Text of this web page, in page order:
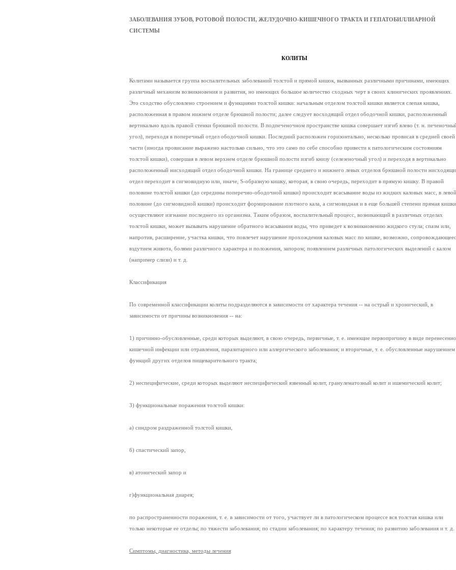
ЗАБОЛЕВАНИЯ ЗУБОВ, РОТОВОЙ ПОЛОСТИ, ЖЕЛУДОЧНО-КИШЕЧНОГО ТРАКТА И ГЕПАТОБИЛЛИАРНОЙ
СИСТЕМЫ
КОЛИТЫ
Колитами называется группа воспалительных заболеваний толстой и прямой кишок, вызванных различными причинами, имеющих
различный механизм возникновения и развития, но имеющих большое количество сходных черт в своих клинических проявлениях.
Это сходство обусловлено строением и функциями толстой кишки: начальным отделом толстой кишки является слепая кишка,
расположенная в правом нижнем отделе брюшной полости; далее следует восходящий отдел ободочной кишки, расположенный
вертикально вдоль правой стенки брюшной полости. В подпеченочном пространстве кишка совершает изгиб влево (т. н.
угол), переходя в поперечный отдел ободочной кишки. Последний расположен горизонтально, несколько провисая в средней своей
части (иногда провисание выражено настолько сильно, что это само по себе способно привести к патологическим состояниям
толстой кишки), совершая в левом верхнем отделе брюшной полости изгиб книзу (селезеночный угол) и переходя в вертикально
расположенный нисходящий отдел ободочной кишки. На границе среднего и нижнего левых отделов брюшной полости
отдел переходит в сигмовидную или, иначе, S-образную кишку, которая, в свою очередь, переходит в прямую кишку. В правой
половине толстой кишки (до середины поперечно-ободочной кишки) происходит всасывание воды из жидких каловых масс, в левой
половине (до сигмовидной кишки) происходит формирование плотного кала, а сигмовидная и в еще большей степени прямая кишки
осуществляют изгнание последнего из организма. Таким образом, воспалительный процесс, возникающий в различных отделах
толстой кишки, может вызывать нарушение обратного всасывания воды, что приведет к возникновению жидкого стула; спазм или,
напротив, расширение, участка кишки, что повлечет нарушение прохождения каловых масс по кишке, возможно,
вздутием живота, болями различного характера и положения, запором; появлением различных патологических выделений с калом
(например слизи) и т. д.
Классификация
По современной классификации колиты подразделяются в зависимости от характера течения -- на острый и хронический, в
зависимости от причины возникновения -- на:
1) причинно-обусловленные, среди которых выделяют, в свою очередь, первичные, т. е. имеющие первопричину в виде
кишечной инфекции или отравления, паразитарного или аллергического заболевания; и вторичные, т. е. обусловленные нарушением
функций других отделов пищеварительного тракта;
2) неспецифические, среди которых выделяют неспецифический язвенный колит, гранулематозный колит и ишемический колит;
3) функциональные поражения толстой кишки:
а) синдром раздраженной толстой кишки,
б) спастический запор,
в) атонический запор и
г)функциональная диарея;
по распространенности поражения, т. е. в зависимости от того, участвует ли в патологическом процессе вся толстая кишка или
только некоторые ее отделы; по тяжести заболевания; по стадии заболевания; по характеру течения; по развитию заболевания и т. д.
Симптомы, диагностика, методы лечения